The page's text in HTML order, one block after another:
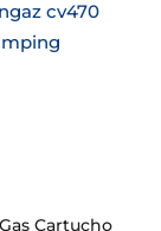
Cartucho